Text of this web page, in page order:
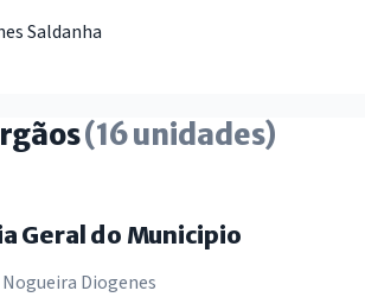
Saldanha
(16 unidades)
Geral do Municipio
Diogenes